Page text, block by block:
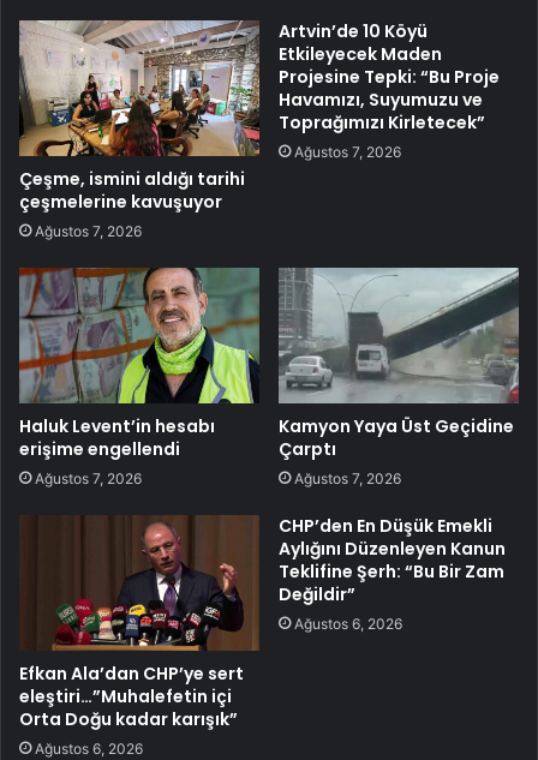
Çeşme, ismini aldığı tarihi
çeşmelerine kavuşuyor
Ağustos 7, 2026
Artvin’de 10 Köyü
Etkileyecek Maden
Projesine Tepki: “Bu Proje
Havamızı, Suyumuzu ve
Toprağımızı Kirletecek”
Ağustos 7, 2026
Haluk Levent’in hesabı
erişime engellendi
Ağustos 7, 2026
Kamyon Yaya Üst Geçidine
Çarptı
Ağustos 7, 2026
Efkan Ala’dan CHP’ye sert
eleştiri…”Muhalefetin içi
Orta Doğu kadar karışık”
Ağustos 6, 2026
CHP’den En Düşük Emekli
Aylığını Düzenleyen Kanun
Teklifine Şerh: “Bu Bir Zam
Değildir”
Ağustos 6, 2026